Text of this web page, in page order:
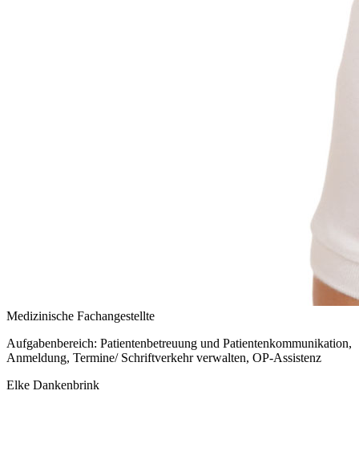
Medizinische Fachangestellte
Aufgabenbereich: Patientenbetreuung und Patientenkommunikation,
Anmeldung, Termine/ Schriftverkehr verwalten, OP-Assistenz
Elke Dankenbrink